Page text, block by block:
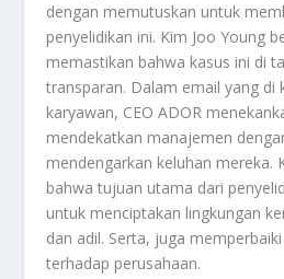
dengan memutuskan untuk
penyelidikan ini. Kim Joo Young
memastikan bahwa kasus ini di
transparan. Dalam email yang di
karyawan, CEO ADOR
mendekatkan manajemen
mendengarkan keluhan mereka.
bahwa tujuan utama dari
untuk menciptakan lingkungan
dan adil. Serta, juga
terhadap perusahaan.